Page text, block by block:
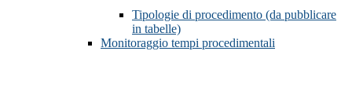
Tipologie di procedimento (da pubblicare
in tabelle)
Monitoraggio tempi procedimentali